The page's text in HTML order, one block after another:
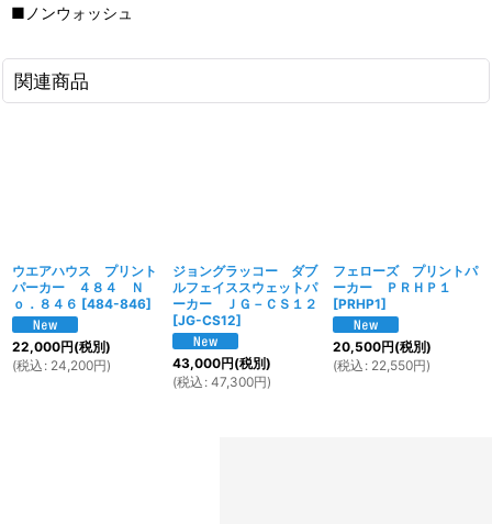
■ノンウォッシュ
関連商品
ウエアハウス プリント
パーカー ４８４ Ｎ
ｏ．８４６ [484-846]
22,000円(税別)
(税込 : 24,200円)
ジョングラッコー ダブ
ルフェイススウェットパ
ーカー ＪＧ－ＣＳ１２
[JG-CS12]
43,000円(税別)
(税込 : 47,300円)
フェローズ プリントパ
ーカー ＰＲＨＰ１
[PRHP1]
20,500円(税別)
(税込 : 22,550円)